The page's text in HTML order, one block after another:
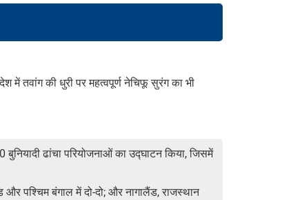
में तवांग की धुरी पर महत्वपूर्ण नेचिफू सुरंग का भी
ढांचा परियोजनाओं का उद्घाटन किया, जिसमें
पश्चिम बंगाल में दो-दो; और नागालैंड, राजस्थान